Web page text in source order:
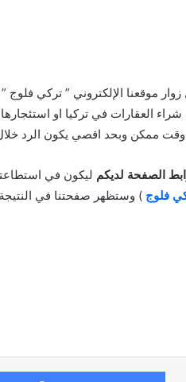
زوار موقعنا الإلكتروني ” تركي
العقارات في تركيا او
ساعة .. لذلك تابعوا موقعنا الإلكتروني يومياً لتستفيدوا بأكبر قدر من
الصفحة لديكم ليكون في
فلوج ) وستظهر صفحتنا في النتيجة